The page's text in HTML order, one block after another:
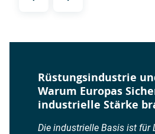
Rüstungsindustrie
Warum Europas
industrielle Stärke
Die industrielle Basis ist für